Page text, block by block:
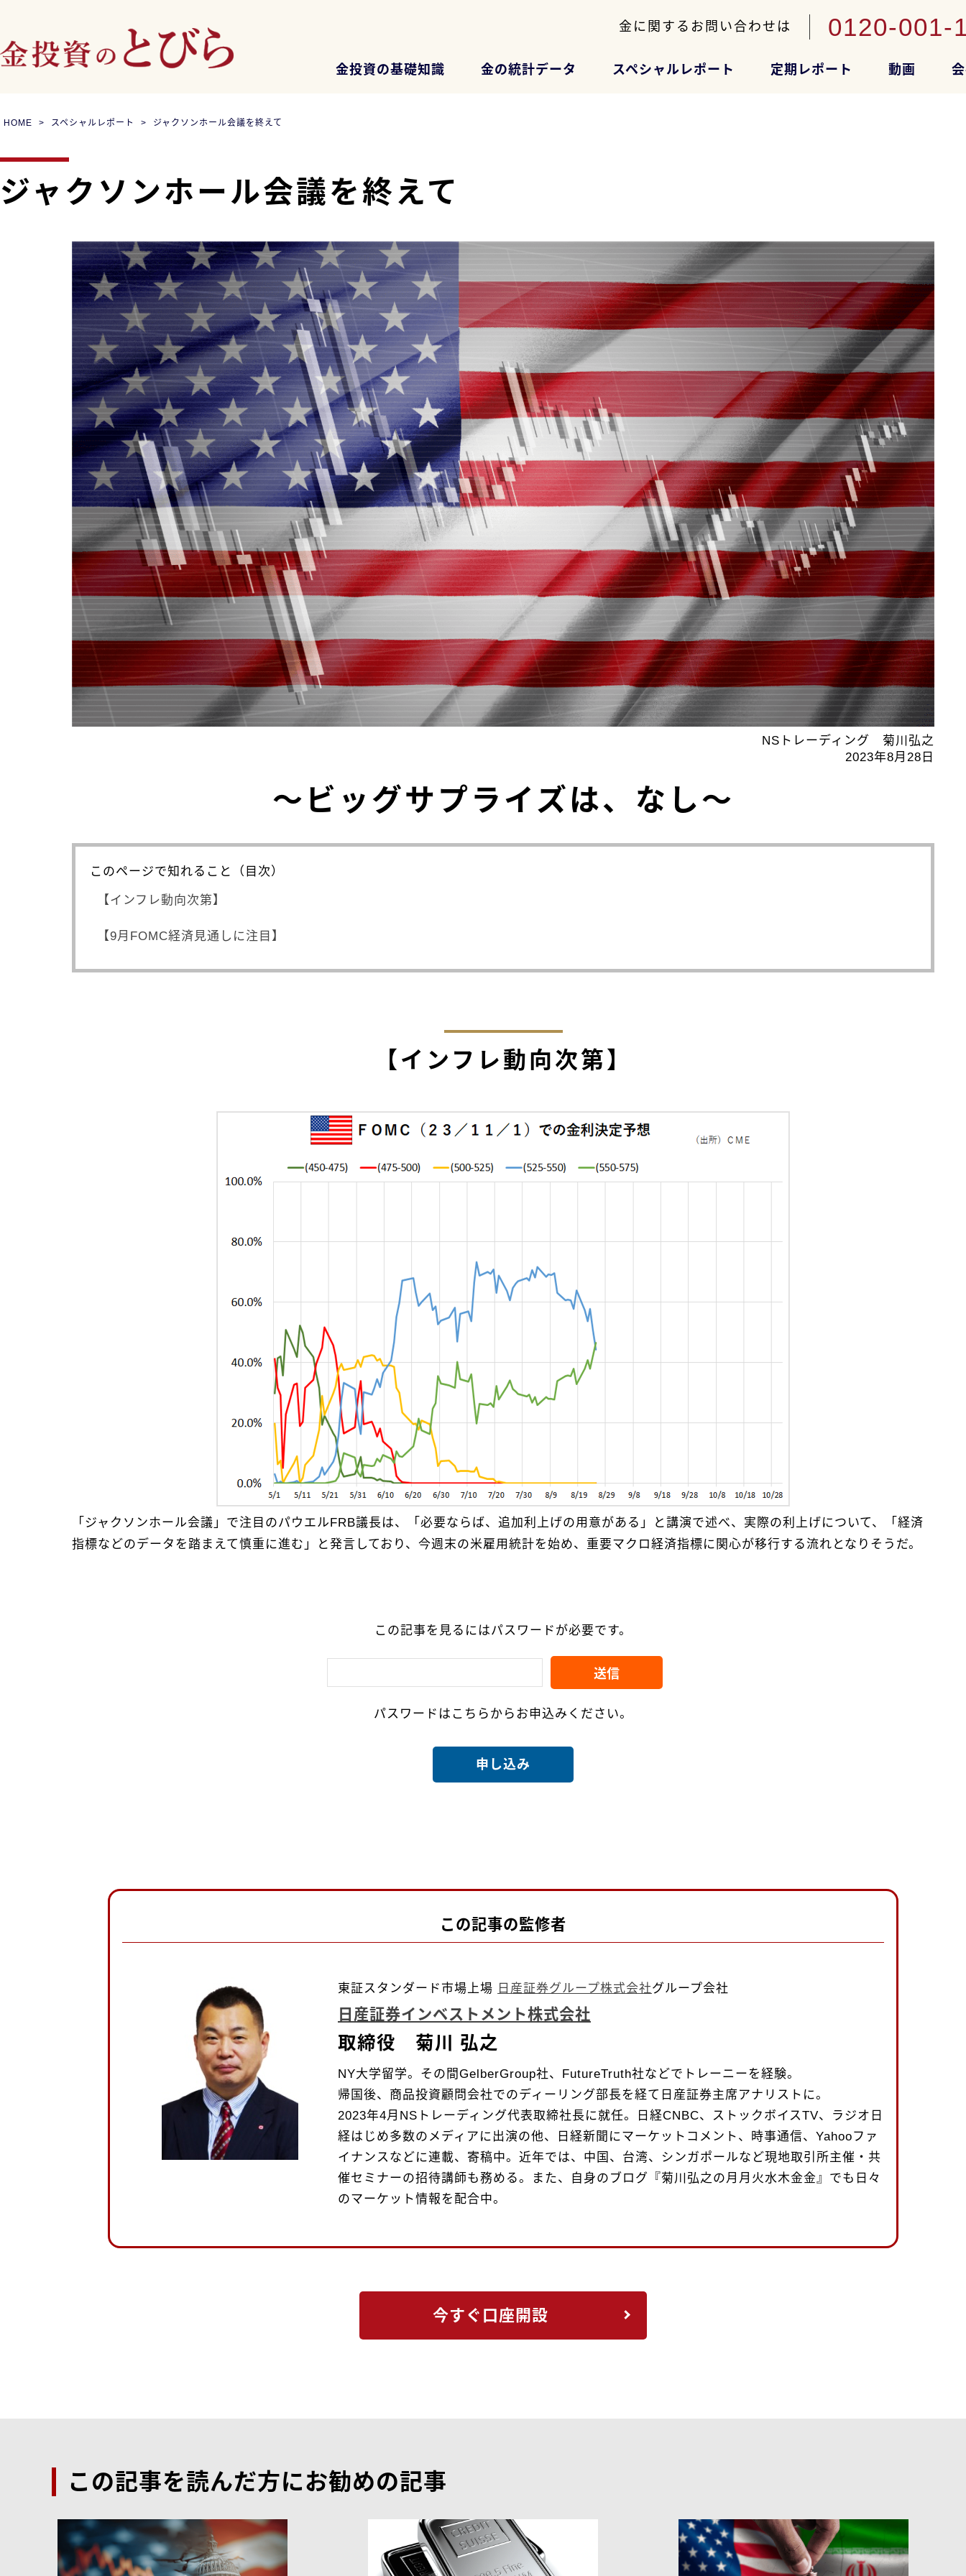
金に関するお問い合わせは 0120-001-
金投資の基礎知識 金の統計データ スペシャルレポート 定期レポート 動画
HOME スペシャルレポート ジャクソンホール会議を終えて
ジャクソンホール会議を終えて
NSトレーディング 菊川弘之
2023年8月28日
～ビッグサプライズは、なし～
このページで知れること（目次）
【インフレ動向次第】
【9月FOMC経済見通しに注目】
【インフレ動向次第】
「ジャクソンホール会議」で注目のパウエルFRB議長は、「必要ならば、追加利上げの用意がある」と講演で述べ、実際の利上げについて、「経済
指標などのデータを踏まえて慎重に進む」と発言しており、今週末の米雇用統計を始め、重要マクロ経済指標に関心が移行する流れとなりそうだ。
この記事を見るにはパスワードが必要です。
パスワードはこちらからお申込みください。
申し込み
この記事の監修者
東証スタンダード市場上場 日産証券グループ株式会社グループ会社
日産証券インベストメント株式会社
取締役 菊川 弘之
NY大学留学。その間GelberGroup社、FutureTruth社などでトレーニーを経験。
帰国後、商品投資顧問会社でのディーリング部長を経て日産証券主席アナリストに。
2023年4月NSトレーディング代表取締社長に就任。日経CNBC、ストックボイスTV、ラジオ日
経はじめ多数のメディアに出演の他、日経新聞にマーケットコメント、時事通信、Yahooファ
イナンスなどに連載、寄稿中。近年では、中国、台湾、シンガポールなど現地取引所主催・共
催セミナーの招待講師も務める。また、自身のブログ『菊川弘之の月月火水木金金』でも日々
のマーケット情報を配合中。
今すぐ口座開設
この記事を読んだ方にお勧めの記事